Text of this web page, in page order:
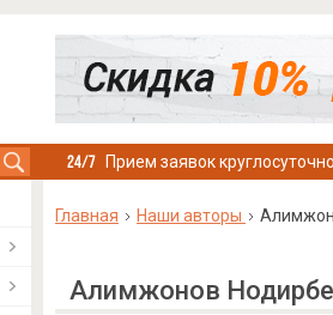
Прием заявок круглосуточно
Главная Наши авторы
Алимжонов